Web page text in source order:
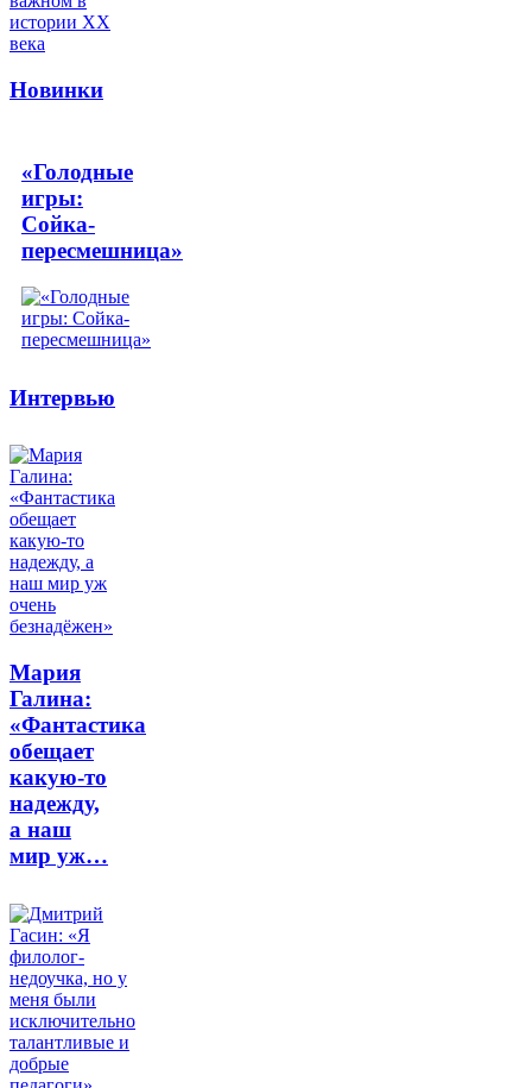
Новинки
«Голодные
игры:
Сойка-
пересмешница»
Интервью
Мария
Галина:
«Фантастика
обещает
какую-то
надежду,
а наш
мир уж…